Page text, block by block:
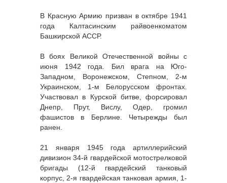
В Красную Армию призван в октябре 1941
года Калтасинским райвоенкоматом
Башкирской АССР.
В боях Великой Отечественной войны с
июня 1942 года. Бил врага на Юго-
Западном, Воронежском, Степном, 2-м
Украинском, 1-м Белорусском фронтах.
Участвовал в Курской битве, форсировал
Днепр, Прут, Вислу, Одер, громил
фашистов в Берлине. Четырежды был
ранен.
21 января 1945 года артиллерийский
дивизион 34-й гвардейской мотострелковой
бригады (12-й гвардейский танковый
корпус, 2-я гвардейская танковая армия, 1-